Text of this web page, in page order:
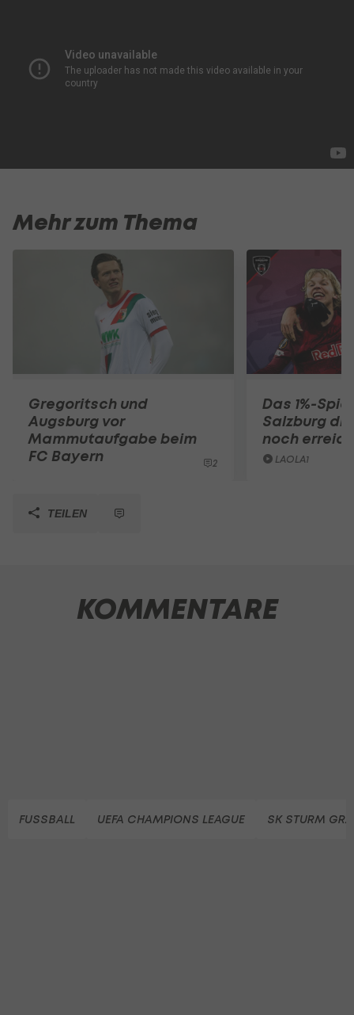
Mehr zum Thema
Gregoritsch und
Augsburg vor
Mammutaufgabe beim
FC Bayern
2
Das 1%-
Salzburg
noch
LAOLA1
TEILEN
KOMMENTARE
FUSSBALL UEFA CHAMPIONS LEAGUE SK STURM